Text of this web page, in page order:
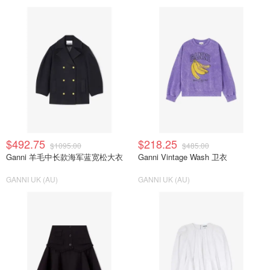
$492.75 $1095.00
Ganni 羊毛中长款海军蓝宽松大衣
GANNI UK (AU)
$218.25 $485.00
Ganni Vintage Wash 卫衣
GANNI UK (AU)